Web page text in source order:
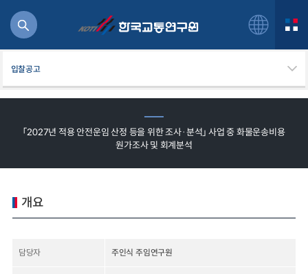
입찰공고
「2027년 적용 안전운임 산정 등을 위한 조사·분석」 사업 중 화물운송비용
원가조사 및 회계분석
개요
담당자 주인식 주임연구원
공
용